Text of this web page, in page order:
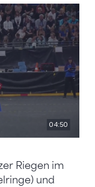
Riegen im
und